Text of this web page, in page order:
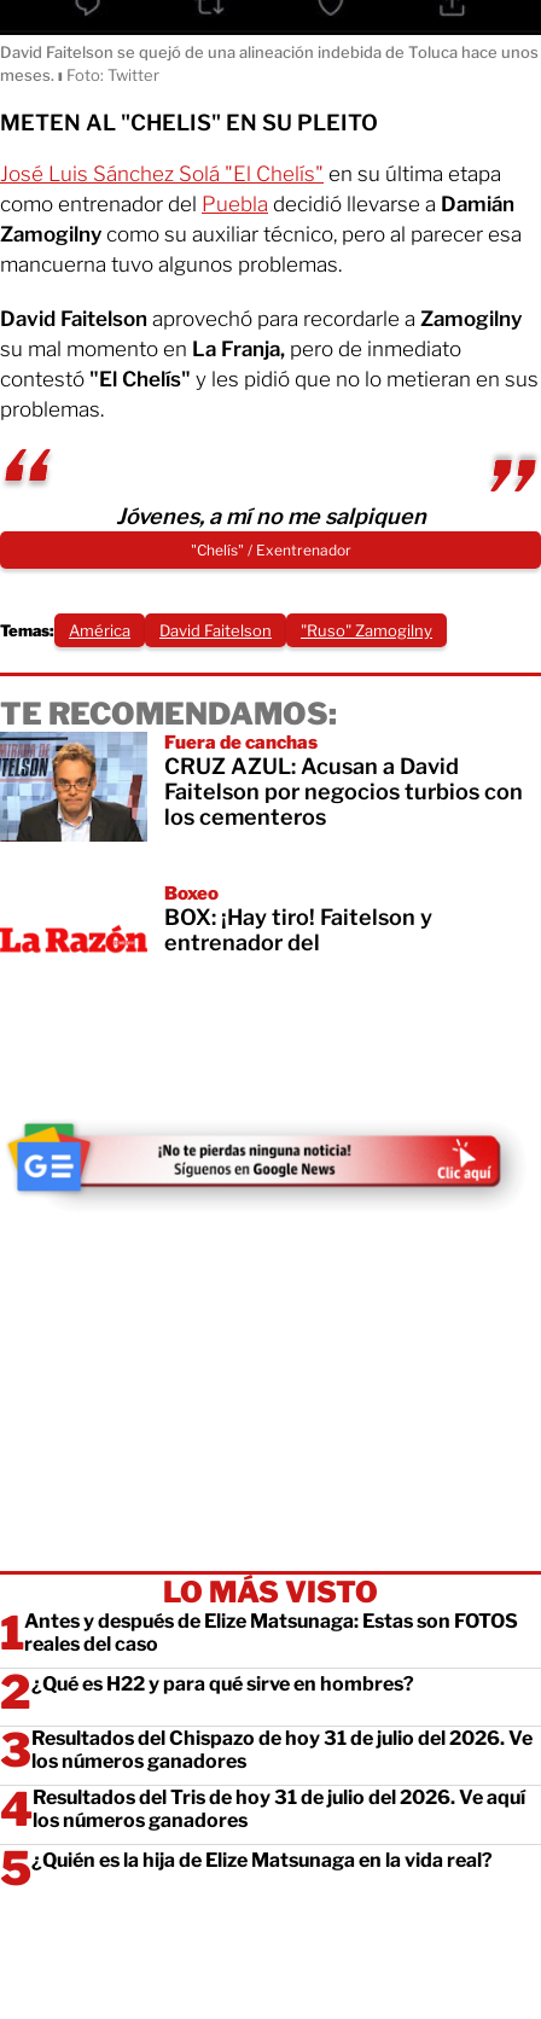
David Faitelson se quejó de una alineación indebida de Toluca hace unos
meses. ı Foto: Twitter
METEN AL "CHELIS" EN SU PLEITO
José Luis Sánchez Solá "El Chelís" en su última etapa
como entrenador del Puebla decidió llevarse a Damián
Zamogilny como su auxiliar técnico, pero al parecer esa
mancuerna tuvo algunos problemas.
David Faitelson aprovechó para recordarle a Zamogilny
su mal momento en La Franja, pero de inmediato
contestó "El Chelís" y les pidió que no lo metieran en sus
problemas.
Jóvenes, a mí no me salpiquen
"Chelís" / Exentrenador
Temas: América David Faitelson "Ruso" Zamogilny
TE RECOMENDAMOS:
Fuera de canchas
CRUZ AZUL: Acusan a David
Faitelson por negocios turbios con
los cementeros
Boxeo
BOX: ¡Hay tiro! Faitelson y
entrenador del
LO MÁS VISTO
Antes y después de Elize Matsunaga: Estas son FOTOS
reales del caso
¿Qué es H22 y para qué sirve en hombres?
Resultados del Chispazo de hoy 31 de julio del 2026. Ve
los números ganadores
Resultados del Tris de hoy 31 de julio del 2026. Ve aquí
los números ganadores
¿Quién es la hija de Elize Matsunaga en la vida real?